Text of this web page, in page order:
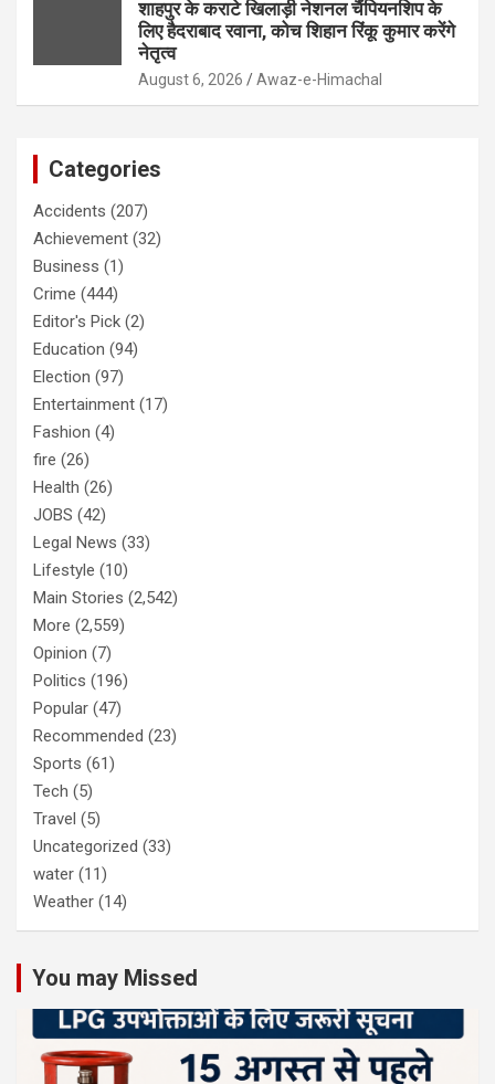
शाहपुर के कराटे खिलाड़ी नेशनल चैंपियनशिप के
लिए हैदराबाद रवाना, कोच शिहान रिंकू कुमार करेंगे
नेतृत्व
August 6, 2026 Awaz-e-Himachal
Categories
Accidents (207)
Achievement (32)
Business (1)
Crime (444)
Editor's Pick (2)
Education (94)
Election (97)
Entertainment (17)
Fashion (4)
fire (26)
Health (26)
JOBS (42)
Legal News (33)
Lifestyle (10)
Main Stories (2,542)
More (2,559)
Opinion (7)
Politics (196)
Popular (47)
Recommended (23)
Sports (61)
Tech (5)
Travel (5)
Uncategorized (33)
water (11)
Weather (14)
You may Missed